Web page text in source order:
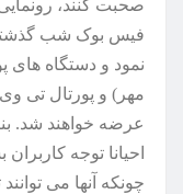
صحبت کنند،
فیس بوک شب گذشته
عرضه خواهند شد.
احیانا توجه
چونکه آنها می